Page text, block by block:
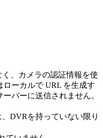
く、カメラの認証情報を使
ーカルで URL を生成す
バーに送信されません。
、DVRを持っていない限り